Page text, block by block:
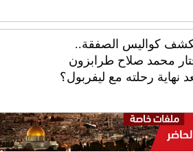
كواليس الصفقة..
محمد صلاح طرابزون
نهاية رحلته مع ليفربول؟